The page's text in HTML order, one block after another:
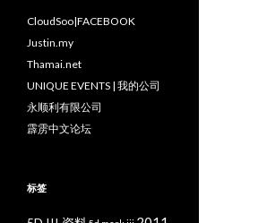
CloudSoo|FACEBOOK
Justin.my
Thamai.net
UNIQUE EVENTS | 我的公司
永顺利有限公司
霹雳中文论坛
标签